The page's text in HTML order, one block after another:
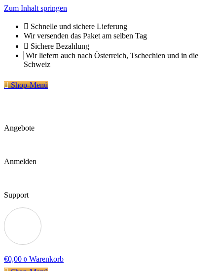
Zum Inhalt springen
Schnelle und sichere Lieferung
Wir versenden das Paket am selben Tag
Sichere Bezahlung
Wir liefern auch nach Österreich, Tschechien und in die
Schweiz
Shop-Menü
Angebote
Anmelden
Support
€0,00 0 Warenkorb